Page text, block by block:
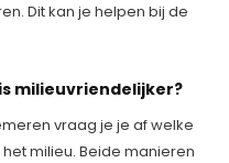
Dit kan je helpen bij de
milieuvriendelijker?
vraag je je af welke
milieu. Beide manieren